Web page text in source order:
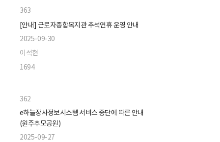
363
[안내] 근로자종합복지관 추석연휴 운영 안내
2025-09-30
이석현
1694
362
e하늘장사정보시스템 서비스 중단에 따른 안내
(원주추모공원)
2025-09-27